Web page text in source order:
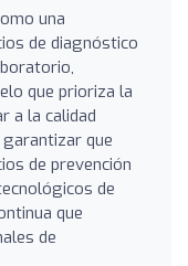
una
de diagnóstico
que prioriza la
a la calidad
que
de prevención
de
que
de